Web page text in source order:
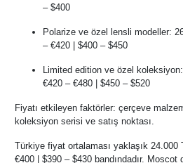
– $400
Polarize ve özel lensli modeller:
– €420 | $400 – $450
Limited edition ve özel
€420 – €480 | $450 – $520
Fiyatı etkileyen faktörler: çerçeve
koleksiyon serisi ve satış noktası.
Türkiye fiyat ortalaması yaklaşık 24.000
€400 | $390 – $430 bandındadır. Moscot